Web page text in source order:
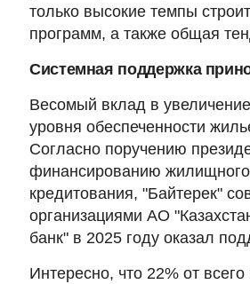
только высокие темпы
программ, а также общая
Системная поддержка
Весомый вклад в
уровня обеспеченности
Согласно поручению
финансированию жилищного
кредитования, "Байтерек"
организациями АО
банк" в 2025 году оказал
Интересно, что 22% от